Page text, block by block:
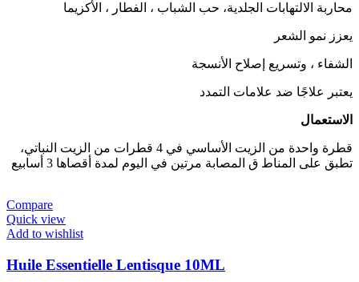
محاربة الالتهابات الجلدية، حب الشباب ، الفطار ، الأكزيما
يعزز نمو الشعر
الشفاء ، وتسريع إصلاح الأنسجة
يعتبر علاجًا ضد علامات التمدد
الاستعمال
قطرة واحدة من الزيت الأساسي في 4 قطرات من الزيت النباتي،
تطبق على المناط ق المصابة مرتين في اليوم لمدة أقصاها 3 أسابيع
Compare
Quick view
Add to wishlist
Huile Essentielle Lentisque 10ML